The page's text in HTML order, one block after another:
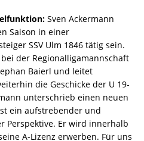
Sven Ackermann
Saison in einer
SSV Ulm 1846 tätig sein.
der Regionalligamannschaft
Baierl und leitet
die Geschicke der U 19-
unterschrieb einen neuen
ein aufstrebender und
Perspektive. Er wird innerhalb
A-Lizenz erwerben. Für uns